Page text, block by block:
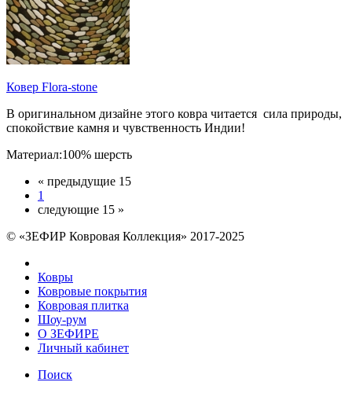
Ковер Flora-stone
В оригинальном дизайне этого ковра читается сила природы,
спокойствие камня и чувственность Индии!
Материал:100% шерсть
« предыдущие 15
1
следующие 15 »
© «ЗЕФИР Ковровая Коллекция» 2017-2025
Ковры
Ковровые покрытия
Ковровая плитка
Шоу-рум
О ЗЕФИРЕ
Личный кабинет
Поиск